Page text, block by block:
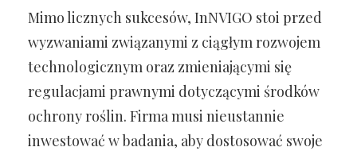
Mimo licznych sukcesów, InNVIGO stoi przed
wyzwaniami związanymi z ciągłym rozwojem
technologicznym oraz zmieniającymi się
regulacjami prawnymi dotyczącymi środków
ochrony roślin. Firma musi nieustannie
inwestować w badania, aby dostosować swoje